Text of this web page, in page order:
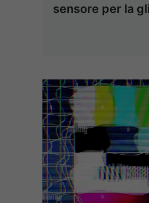
sensore per la